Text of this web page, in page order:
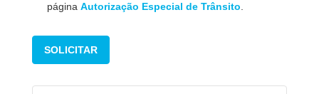
páginaAutorização Especial de Trânsito
SOLICITAR